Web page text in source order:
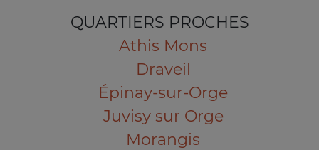
QUARTIERS PROCHES
Athis Mons
Draveil
Épinay-sur-Orge
Juvisy sur Orge
Morangis